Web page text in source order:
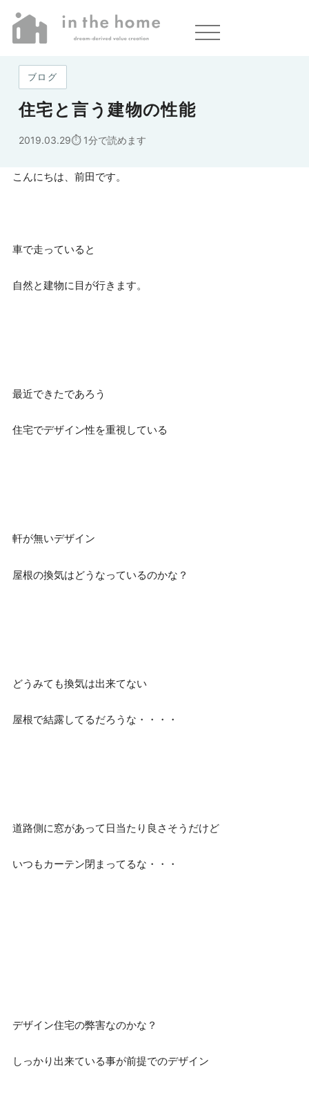
ホーム» 住宅と言う建物の性能
ブログ
住宅と言う建物の性能
2019.03.29 1分で読めます
こんにちは、前田です。
車で走っていると
自然と建物に目が行きます。
最近できたであろう
住宅でデザイン性を重視している
軒が無いデザイン
屋根の換気はどうなっているのかな？
どうみても換気は出来てない
屋根で結露してるだろうな・・・・
道路側に窓があって日当たり良さそうだけど
いつもカーテン閉まってるな・・・
デザイン住宅の弊害なのかな？
しっかり出来ている事が前提でのデザイン